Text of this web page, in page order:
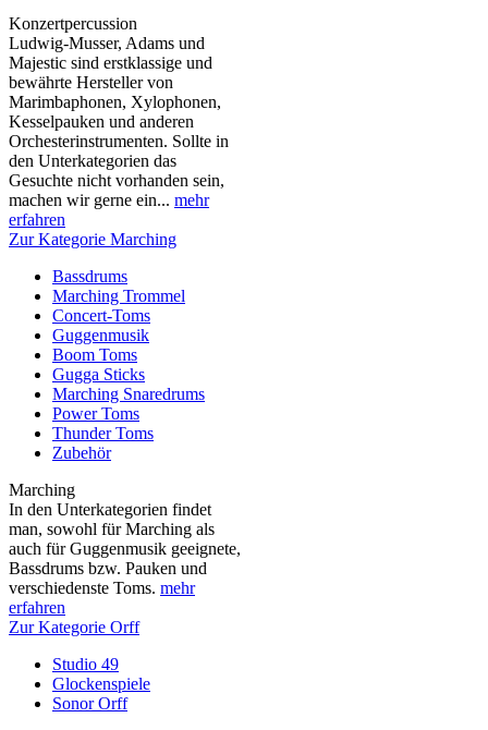
Konzertpercussion
Ludwig-Musser, Adams und
Majestic sind erstklassige und
bewährte Hersteller von
Marimbaphonen, Xylophonen,
Kesselpauken und anderen
Orchesterinstrumenten. Sollte in
den Unterkategorien das
Gesuchte nicht vorhanden sein,
machen wir gerne ein... mehr
erfahren
Zur Kategorie Marching
Bassdrums
Marching Trommel
Concert-Toms
Guggenmusik
Boom Toms
Gugga Sticks
Marching Snaredrums
Power Toms
Thunder Toms
Zubehör
Marching
In den Unterkategorien findet
man, sowohl für Marching als
auch für Guggenmusik geeignete,
Bassdrums bzw. Pauken und
verschiedenste Toms. mehr
erfahren
Zur Kategorie Orff
Studio 49
Glockenspiele
Sonor Orff